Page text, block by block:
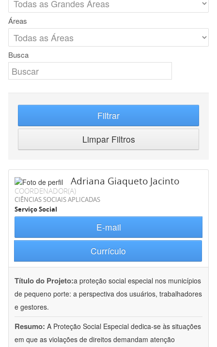
Áreas
Busca
Filtrar
Limpar Filtros
Adriana Giaqueto Jacinto
COORDENADOR(A)
CIÊNCIAS SOCIAIS APLICADAS
Serviço Social
E-mail
Currículo
Título do Projeto:a proteção social especial nos municípios
de pequeno porte: a perspectiva dos usuários, trabalhadores
e gestores.
Resumo: A Proteção Social Especial dedica-se às situações
em que as violações de direitos demandam atenção